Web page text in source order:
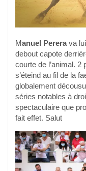
Manuel Pererava lui
debout capote
courte de l’animal. 2
s’éteind au fil de la
globalement
séries notables à
spectaculaire que
fait effet. Salut